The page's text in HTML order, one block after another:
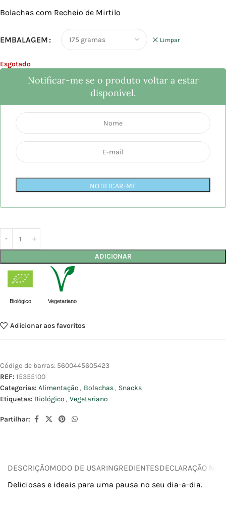
Bolachas com Recheio de Mirtilo
EMBALAGEM Limpar
Esgotado
Notificar-me se o produto voltar a estar
disponível.
NOTIFICAR-ME
ADICIONAR
Biológico Vegetariano
Adicionar aos favoritos
Código de barras: 5600445605423
REF: 15355100
Categorias: Alimentação , Bolachas, Snacks
Etiquetas: Biológico , Vegetariano
Partilhar:
DESCRIÇÃOMODO DE USARINGREDIENTESDECLARAÇÃO
Deliciosas e ideais para uma pausa no seu dia-a-dia.